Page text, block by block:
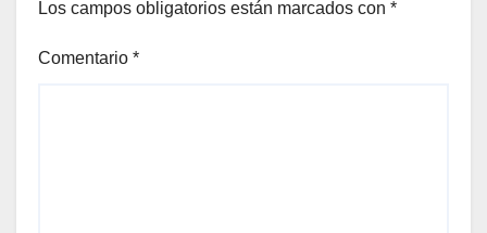
Los campos obligatorios están marcados con *
Comentario *